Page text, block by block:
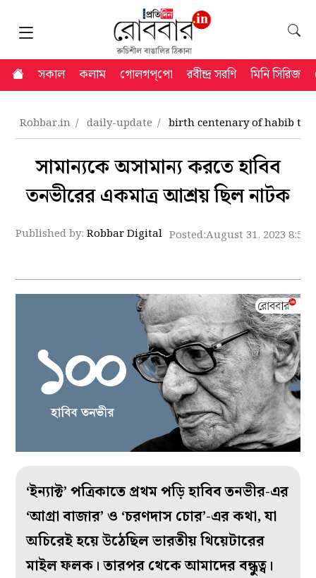
সকাল কলাম গোলগপ্‌পো রবীন্দ্র সরণি মিনি সিরিজ
Robbar.in daily-update birth centenary of habib
সামান্যকে অসামান্য করতে হাবিব
তনভীরের একমাত্র আশ্রয় ছিল নাটক
Published by:Robbar Digital Posted:August 31, 2023 8:51
‘ইন্যাক্ট’ পত্রিকাতে প্রথম পড়ি হাবিব তনভীর-এর
‘আগ্রা বাজার’ ও ‘চরণদাস চোর’-এর কথা, যা
অচিরেই হয়ে উঠেছিল ভারতীয় থিয়েটারের
মাইল ফলক। তারপর থেকে আমাদের বন্ধুত্ব।